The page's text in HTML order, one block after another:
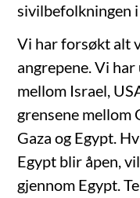
sivilbefolkningen
Vi har forsøkt alt
angrepene. Vi
mellom Israel,
grensene mellom
Gaza og Egypt.
Egypt blir åpen,
gjennom Egypt.